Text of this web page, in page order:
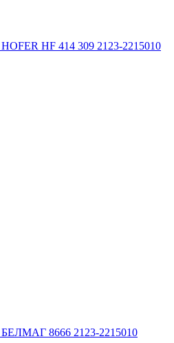
HF 414 309 2123-2215010
8666 2123-2215010